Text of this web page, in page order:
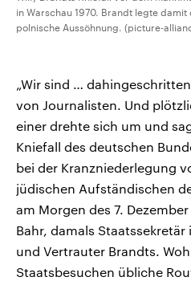
in Warschau 1970. Brandt legte
polnische Aussöhnung. (picture-
„Wir sind …
von Journalisten. Und
einer drehte sich um und
Kniefall des deutschen
bei der Kranzniederlegung
jüdischen Aufständischen
am Morgen des 7.
Bahr, damals
und Vertrauter Brandts.
Staatsbesuchen übliche